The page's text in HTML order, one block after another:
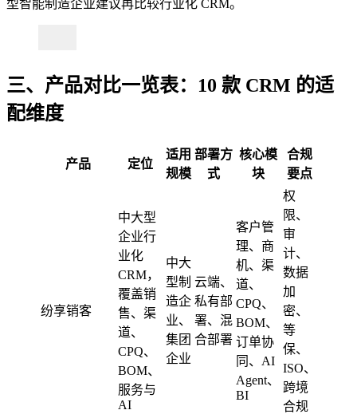
型智能制造企业建议再比较行业化 CRM。
三、产品对比一览表：10 款 CRM 的适
配维度
产品 定位
适用
规模
部署方
式
核心模
块
合规
要点
纷享销客
中大型
企业行
业化
CRM，
覆盖销
售、渠
道、
CPQ、
BOM、
服务与
AI
中大
型制
造企
业、
集团
企业
云端、
私有部
署、混
合部署
客户管
理、商
机、渠
道、
CPQ、
BOM、
订单协
同、AI
Agent、
BI
权
限、
审
计、
数据
加
密、
等
保、
ISO、
跨境
合规